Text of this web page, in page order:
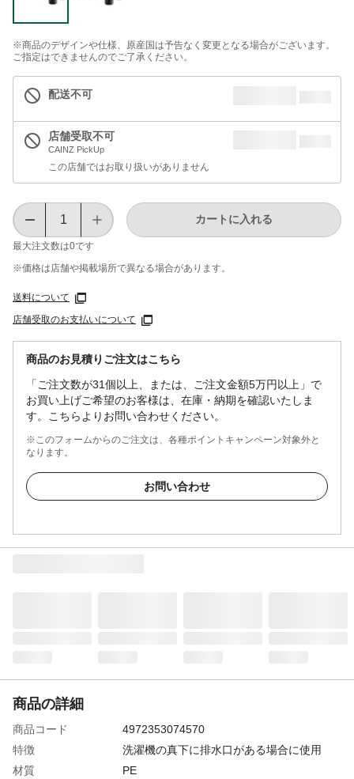
※商品のデザインや仕様、原産国は予告なく変更となる場合がございます。
ご指定はできませんのでご了承ください。
配送不可
店舗受取不可
CAINZ PickUp
この店舗ではお取り扱いがありません
最大注文数は0です
カートに入れる
※価格は​店舗や​掲載場所で​異なる​場合が​あります。
送料について
店舗受取のお支払いについて
商品のお見積りご注文はこちら
「ご注文数が31個以上、または、ご注文金額5万円以上」で
お買い上げご希望のお客様は、在庫・納期を確認いたしま
す。こちらよりお問い合わせください。
※このフォームからのご注文は、各種ポイントキャンペーン対象外と
なります。
お問い合わせ
商品の詳細
商品コード
4972353074570
特徴
洗濯機の真下に排水口がある場合に使用
材質
PE